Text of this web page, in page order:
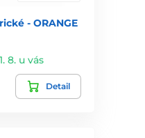
- ORANGE
8. u vás
Detail